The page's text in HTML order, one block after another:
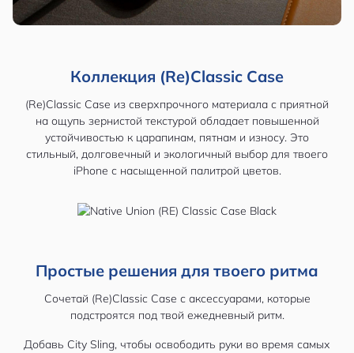
Коллекция (Re)Classic Case
(Re)Classic Case из сверхпрочного материала с приятной
на ощупь зернистой текстурой обладает повышенной
устойчивостью к царапинам, пятнам и износу. Это
стильный, долговечный и экологичный выбор для твоего
iPhone с насыщенной палитрой цветов.
Простые решения для твоего ритма
Сочетай (Re)Classic Case с аксессуарами, которые
подстроятся под твой ежедневный ритм.
Добавь City Sling, чтобы освободить руки во время самых